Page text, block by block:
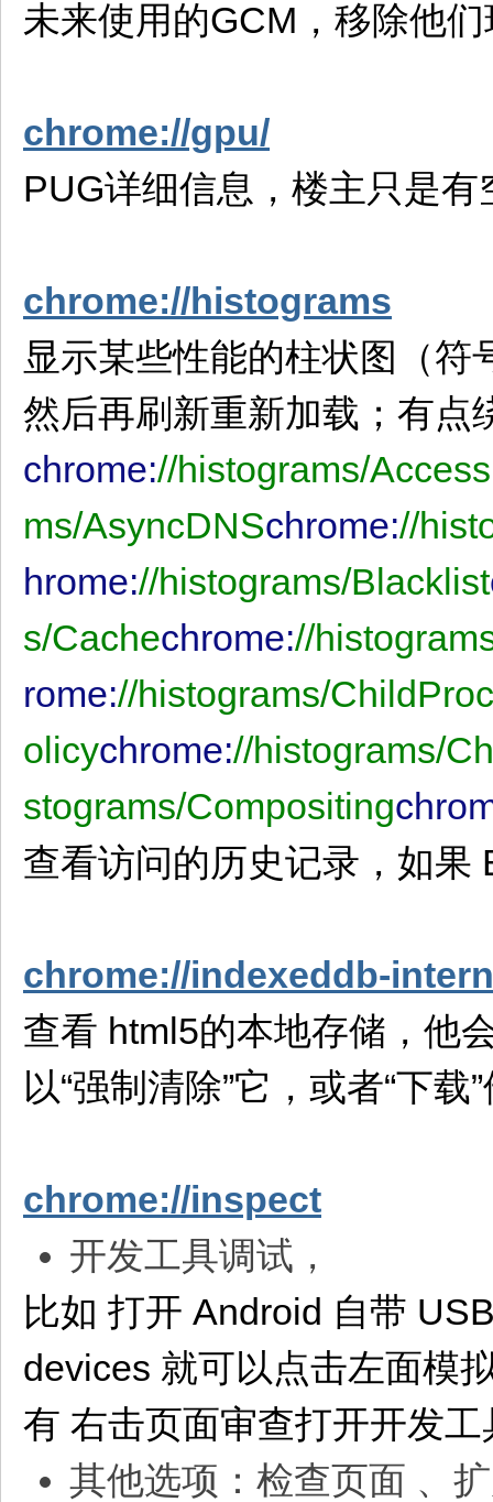
未来使用的GCM，移除他
chrome://gpu/
PUG详细信息，楼主只是
chrome://histograms
显示某些性能的柱状图（
然后再刷新重新加载；有点
chrome://histograms/
ms/AsyncDNSchrome://
hrome://histograms/Blacklist
s/Cachechrome://
rome://histograms/
olicychrome://histograms/
stograms/Compositing
查看访问的历史记录，如
chrome://indexeddb-
查看 html5的本地存储，他
以“强制清除”它，或者“下载
chrome://inspect
开发工具调试，
比如 打开 Android 自带
devices 就可以点击左面模
有 右击页面审查打开开发
其他选项：检查页面 、